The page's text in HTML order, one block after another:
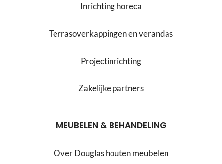
Inrichting horeca
Terrasoverkappingen en verandas
Projectinrichting
Zakelijke partners
MEUBELEN & BEHANDELING
Over Douglas houten meubelen